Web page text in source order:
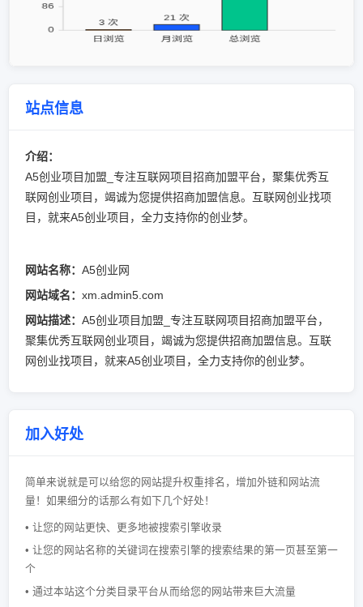
站点信息
介绍：
A5创业项目加盟_专注互联网项目招商加盟平台，聚集优秀互
联网创业项目，竭诚为您提供招商加盟信息。互联网创业找项
目，就来A5创业项目，全力支持你的创业梦。
网站名称： A5创业网
网站域名： xm.admin5.com
网站描述： A5创业项目加盟_专注互联网项目招商加盟平台，
聚集优秀互联网创业项目，竭诚为您提供招商加盟信息。互联
网创业找项目，就来A5创业项目，全力支持你的创业梦。
加入好处
简单来说就是可以给您的网站提升权重排名，增加外链和网站流
量！如果细分的话那么有如下几个好处！
• 让您的网站更快、更多地被搜索引擎收录
• 让您的网站名称的关键词在搜索引擎的搜索结果的第一页甚至第一
个
• 通过本站这个分类目录平台从而给您的网站带来巨大流量